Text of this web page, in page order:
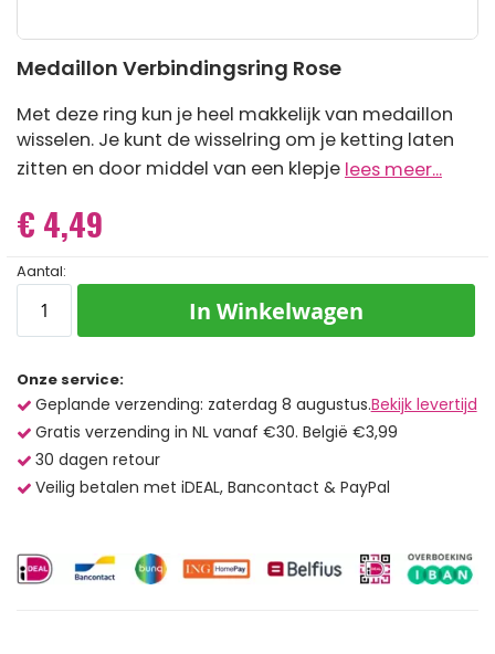
naar
begin
van
de
afbeeldingen-
Medaillon Verbindingsring Rose
Met deze ring kun je heel makkelijk van medaillon
wisselen. Je kunt de wisselring om je ketting laten
zitten en door middel van een klepje lees meer...
€ 4,49
Aantal:
In Winkelwagen
Onze service:
Geplande verzending: zaterdag 8 augustus.Bekijk levertijd
Gratis verzending in NL vanaf €30. België €3,99
30 dagen retour
Veilig betalen met iDEAL, Bancontact & PayPal